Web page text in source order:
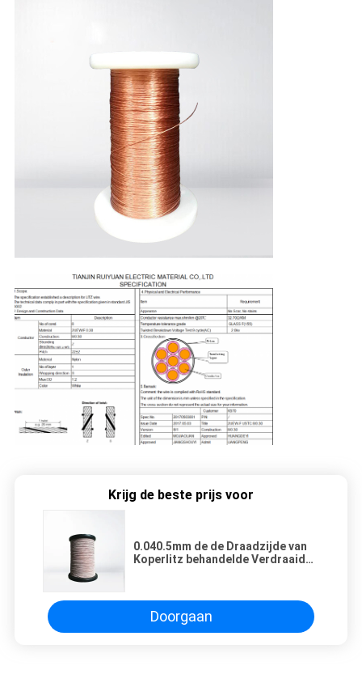
Krijg de beste prijs voor
0.040.5mm de de Draadzijde van
Koperlitz behandelde Verdraaide
Doorgaan